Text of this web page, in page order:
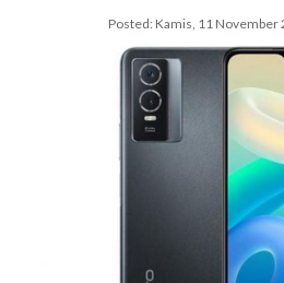
Posted: Kamis, 11 November